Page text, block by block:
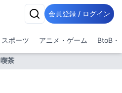
会員登録 / ログイン
スポーツ アニメ・ゲーム BtoB・
喫茶